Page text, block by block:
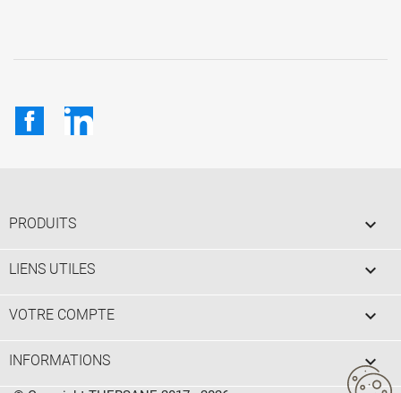
FacebookLinkedIn
PRODUITS 
LIENS UTILES 
VOTRE COMPTE 
INFORMATIONS keyboard_arrow_down